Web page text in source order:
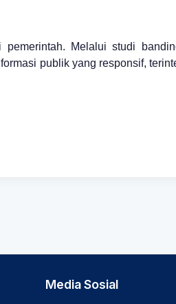
Melalui studi
publik yang responsif,
Media Sosial